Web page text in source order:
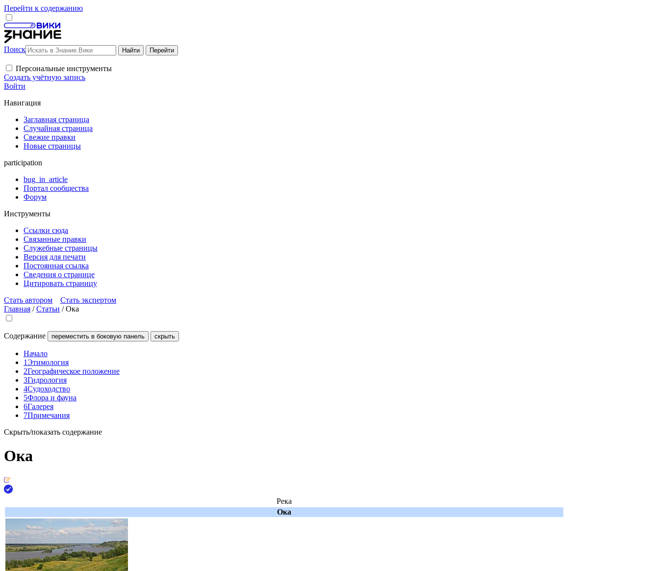
Перейти к содержанию
Поиск
Персональные инструменты
Создать учётную запись
Войти
Навигация
Заглавная страница
Случайная страница
Свежие правки
Новые страницы
participation
bug_in_article
Портал сообщества
Форум
Инструменты
Ссылки сюда
Связанные правки
Служебные страницы
Версия для печати
Постоянная ссылка
Сведения о странице
Цитировать страницу
Стать автором
Стать экспертом
Главная /Статьи /Ока
Содержание переместить в боковую панель скрыть
Начало
1Этимология
2Географическое положение
3Гидрология
4Судоходство
5Флора и фауна
6Галерея
7Примечания
Скрыть/показать содержание
Ока
Река
Ока